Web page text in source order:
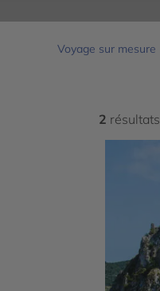
Voyage sur mesure
2 résultats